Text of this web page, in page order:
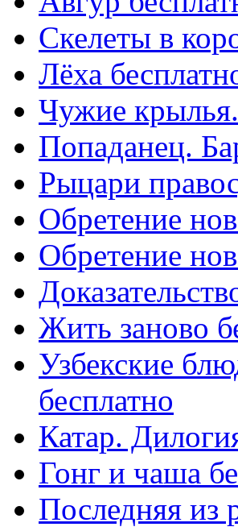
Скелеты в
Лёха
Чужие
Попаданец.
Рыцари
Обретение
Обретение
Жить заново
Узбекские
бесплатно
Катар.
Гонг и чаша
Последняя из